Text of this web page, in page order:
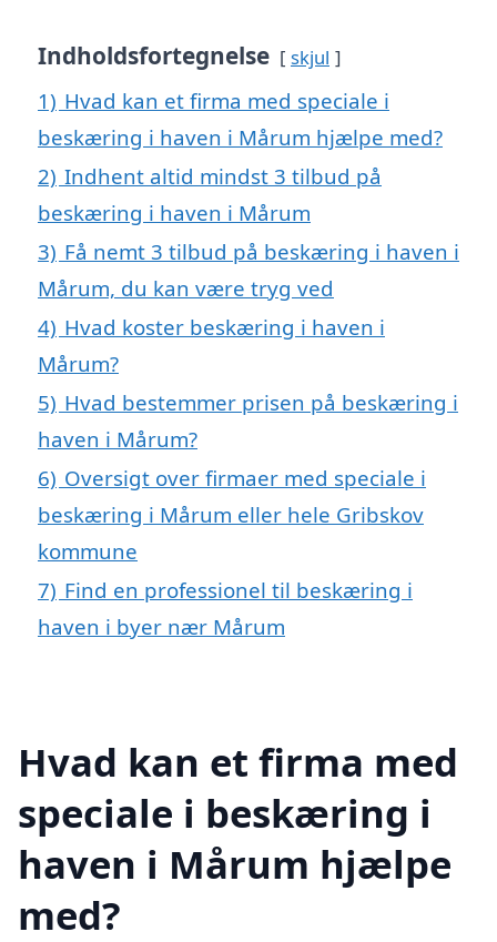
Indholdsfortegnelse skjul
1) Hvad kan et firma med speciale i
beskæring i haven i Mårum hjælpe med?
2) Indhent altid mindst 3 tilbud på
beskæring i haven i Mårum
3) Få nemt 3 tilbud på beskæring i haven i
Mårum, du kan være tryg ved
4) Hvad koster beskæring i haven i
Mårum?
5) Hvad bestemmer prisen på beskæring i
haven i Mårum?
6) Oversigt over firmaer med speciale i
beskæring i Mårum eller hele Gribskov
kommune
7) Find en professionel til beskæring i
haven i byer nær Mårum
Hvad kan et firma med
speciale i beskæring i
haven i Mårum hjælpe
med?